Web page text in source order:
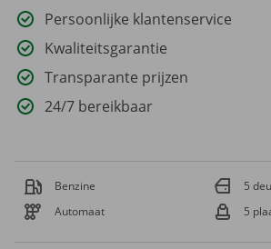
Persoonlijke klantenservice
Kwaliteitsgarantie
Transparante prijzen
24/7 bereikbaar
Benzine
5
Automaat
5